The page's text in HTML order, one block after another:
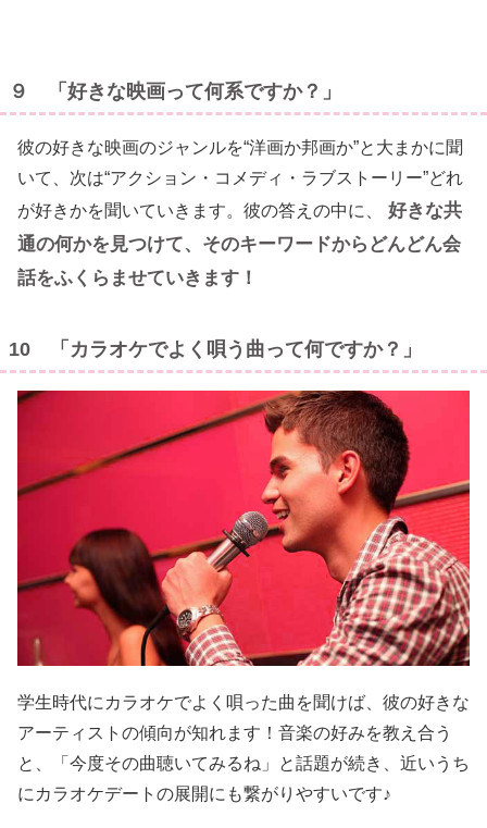
９ 「好きな映画って何系ですか？」
彼の好きな映画のジャンルを“洋画か邦画か”と大まかに聞
いて、次は“アクション・コメディ・ラブストーリー”どれ
が好きかを聞いていきます。彼の答えの中に、
好きな共
通の何かを見つけて、そのキーワードからどんどん会
話をふくらませていきます！
10 「カラオケでよく唄う曲って何ですか？」
学生時代にカラオケでよく唄った曲を聞けば、彼の好きな
アーティストの傾向が知れます！音楽の好みを教え合う
と、「今度その曲聴いてみるね」と話題が続き、近いうち
にカラオケデートの展開にも繋がりやすいです♪